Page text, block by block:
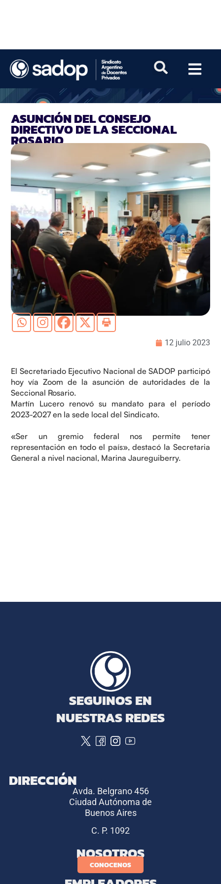
ASUNCIÓN DEL CONSEJO
DIRECTIVO DE LA SECCIONAL
ROSARIO
12 julio 2023
El Secretariado Ejecutivo Nacional de SADOP participó
hoy vía Zoom de la asunción de autoridades de la
Seccional Rosario.
Martín Lucero renovó su mandato para el período
2023-2027 en la sede local del Sindicato.
«Ser un gremio federal nos permite tener
representación en todo el país», destacó la Secretaria
General a nivel nacional, Marina Jaureguiberry.
SEGUINOS EN
NUESTRAS REDES
DIRECCIÓN
Avda. Belgrano 456
Ciudad Autónoma de
Buenos Aires
C. P. 1092
NOSOTROS
CONOCENOS